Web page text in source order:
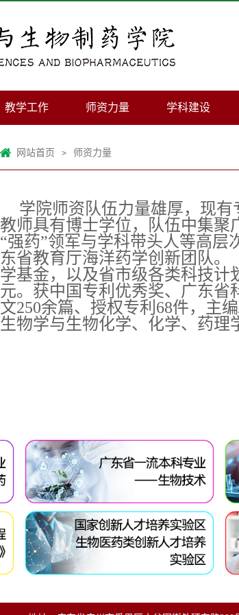
教学工作 师资力量 学科建设
网站首页 > 师资力量
学院师资队伍力量雄厚，现有
教师具有博士学位，队伍中集聚
“强药”领军与学科带头人等高层
东省教育厅海洋药学创新团队
学基金，以及省市级各类科技计
元。获中国专利优秀奖、广东省
文250余篇、授权专利68件，主
生物学与生物化学、化学、药理